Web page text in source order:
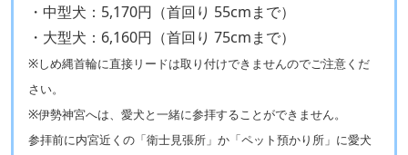
・中型犬：5,170円（首回り 55cmまで）
・大型犬：6,160円（首回り 75cmまで）
※しめ縄首輪に直接リードは取り付けできませんのでご注意くだ
さい。
※伊勢神宮へは、愛犬と一緒に参拝することができません。
参拝前に内宮近くの「衛士見張所」か「ペット預かり所」に愛犬